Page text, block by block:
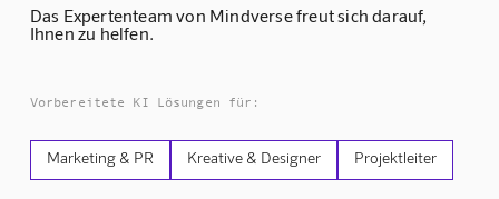
Das Expertenteam von Mindverse freut sich darauf,
Ihnen zu helfen.
Vorbereitete KI Lösungen für:
Marketing & PR Kreative & Designer Projektleiter